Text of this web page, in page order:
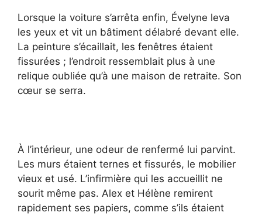
Lorsque la voiture s’arrêta enfin, Évelyne leva
les yeux et vit un bâtiment délabré devant elle.
La peinture s’écaillait, les fenêtres étaient
fissurées ; l’endroit ressemblait plus à une
relique oubliée qu’à une maison de retraite. Son
cœur se serra.
À l’intérieur, une odeur de renfermé lui parvint.
Les murs étaient ternes et fissurés, le mobilier
vieux et usé. L’infirmière qui les accueillit ne
sourit même pas. Alex et Hélène remirent
rapidement ses papiers, comme s’ils étaient